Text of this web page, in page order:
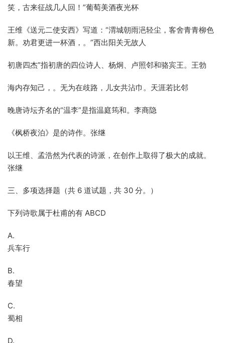
笑，古来征战几人回！”葡萄美酒夜光杯
王维《送元二使安西》写道：“渭城朝雨浥轻尘，客舍青青柳色
新。劝君更进一杯酒，。”西出阳关无故人
初唐四杰”指初唐的四位诗人、杨炯、卢照邻和骆宾王。王勃
海内存知己，。无为在歧路，儿女共沾巾。天涯若比邻
晚唐诗坛齐名的“温李”是指温庭筠和。李商隐
《枫桥夜泊》是的诗作。张继
以王维、孟浩然为代表的诗派，在创作上取得了极大的成就。
张继
三、多项选择题（共 6 道试题，共 30 分。）
下列诗歌属于杜甫的有 ABCD
A.
兵车行
B.
春望
C.
蜀相
D.